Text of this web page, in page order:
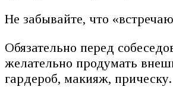
Не забывайте, что
Обязательно перед
желательно продумать
гардероб, макияж, прическу.